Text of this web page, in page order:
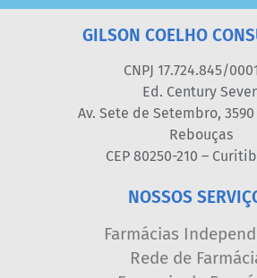
GILSON COELHO
CNPJ 17.724.845/
Ed. Century
Av. Sete de Setembro,
Rebouças
CEP 80250-210 –
NOSSOS
Farmácias
Rede de